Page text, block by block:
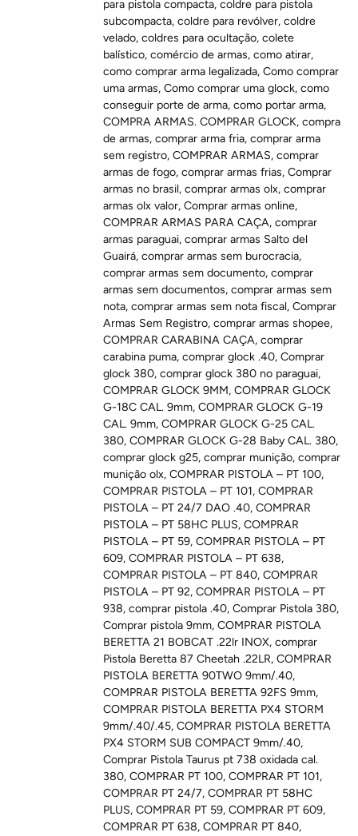
para pistola compacta,coldre para pistola
subcompacta,coldre para revólver,coldre
velado,coldres para ocultação,colete
balístico,comércio de armas,como atirar,
como comprar arma legalizada,Como comprar
uma armas,Como comprar uma glock,como
conseguir porte de arma,como portar arma,
COMPRA ARMAS. COMPRAR GLOCK,compra
de armas,comprar arma fria,comprar arma
sem registro,COMPRAR ARMAS,comprar
armas de fogo,comprar armas frias,Comprar
armas no brasil,comprar armas olx,comprar
armas olx valor,Comprar armas online,
COMPRAR ARMAS PARA CAÇA,comprar
armas paraguai,comprar armas Salto del
Guairá,comprar armas sem burocracia,
comprar armas sem documento,comprar
armas sem documentos,comprar armas sem
nota,comprar armas sem nota fiscal,Comprar
Armas Sem Registro,comprar armas shopee,
COMPRAR CARABINA CAÇA,comprar
carabina puma,comprar glock .40,Comprar
glock 380,comprar glock 380 no paraguai,
COMPRAR GLOCK 9MM,COMPRAR GLOCK
G-18C CAL. 9mm,COMPRAR GLOCK G-19
CAL. 9mm,COMPRAR GLOCK G-25 CAL.
380,COMPRAR GLOCK G-28 Baby CAL. 380,
comprar glock g25,comprar munição,comprar
munição olx,COMPRAR PISTOLA – PT 100,
COMPRAR PISTOLA – PT 101,COMPRAR
PISTOLA – PT 24/7 DAO .40,COMPRAR
PISTOLA – PT 58HC PLUS,COMPRAR
PISTOLA – PT 59,COMPRAR PISTOLA – PT
609,COMPRAR PISTOLA – PT 638,
COMPRAR PISTOLA – PT 840,COMPRAR
PISTOLA – PT 92,COMPRAR PISTOLA – PT
938,comprar pistola .40,Comprar Pistola 380,
Comprar pistola 9mm,COMPRAR PISTOLA
BERETTA 21 BOBCAT .22lr INOX,comprar
Pistola Beretta 87 Cheetah .22LR,COMPRAR
PISTOLA BERETTA 90TWO 9mm/.40,
COMPRAR PISTOLA BERETTA 92FS 9mm,
COMPRAR PISTOLA BERETTA PX4 STORM
9mm/.40/.45,COMPRAR PISTOLA BERETTA
PX4 STORM SUB COMPACT 9mm/.40,
Comprar Pistola Taurus pt 738 oxidada cal.
380,COMPRAR PT 100,COMPRAR PT 101,
COMPRAR PT 24/7,COMPRAR PT 58HC
PLUS,COMPRAR PT 59,COMPRAR PT 609,
COMPRAR PT 638,COMPRAR PT 840,